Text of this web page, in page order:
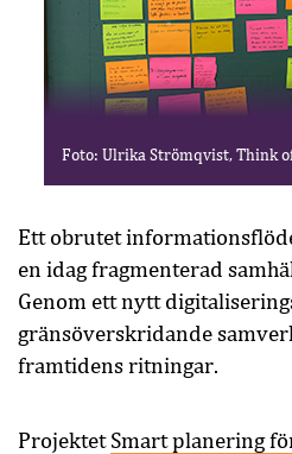
Foto: Ulrika Strömqvist, Think
Ett obrutet
en idag fragmenterad
Genom ett nytt
gränsöverskridande
framtidens ritningar.
ProjektetSmart planering